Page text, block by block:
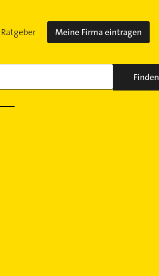
Ratgeber Meine Firma eintragen
Finden